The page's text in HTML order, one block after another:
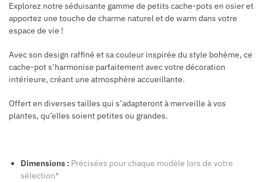
Explorez notre séduisante gamme de petits cache-pots en osier et
apportez une touche de charme naturel et de warm dans votre
espace de vie !
Avec son design raffiné et sa couleur inspirée du style bohème, ce
cache-pot s’harmonise parfaitement avec votre décoration
intérieure, créant une atmosphère accueillante.
Offert en diverses tailles qui s’adapteront à merveille à vos
plantes, qu’elles soient petites ou grandes.
Dimensions : Précisées pour chaque modèle lors de votre
sélection*